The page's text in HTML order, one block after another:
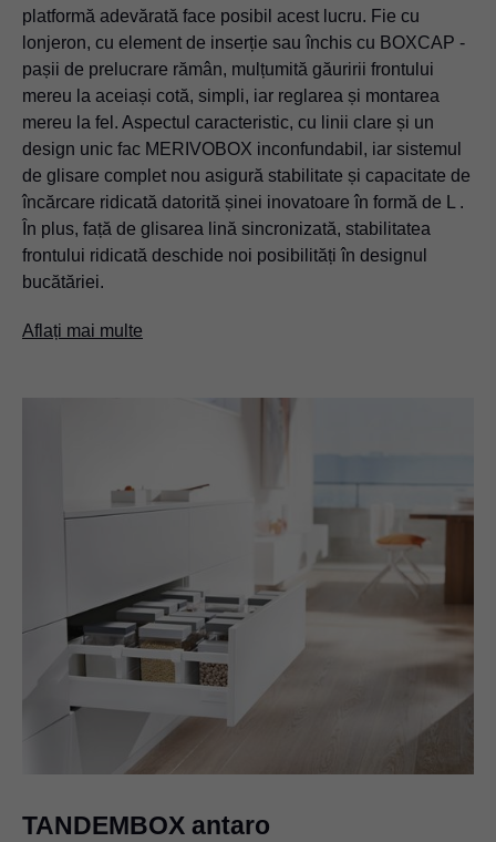
platformă adevărată face posibil acest lucru. Fie cu
lonjeron, cu element de inserție sau închis cu BOXCAP -
pașii de prelucrare rămân, mulțumită găuririi frontului
mereu la aceiași cotă, simpli, iar reglarea și montarea
mereu la fel. Aspectul caracteristic, cu linii clare și un
design unic fac MERIVOBOX inconfundabil, iar sistemul
de glisare complet nou asigură stabilitate și capacitate de
încărcare ridicată datorită șinei inovatoare în formă de L .
În plus, față de glisarea lină sincronizată, stabilitatea
frontului ridicată deschide noi posibilități în designul
bucătăriei.
Aflați mai multe
TANDEMBOX antaro